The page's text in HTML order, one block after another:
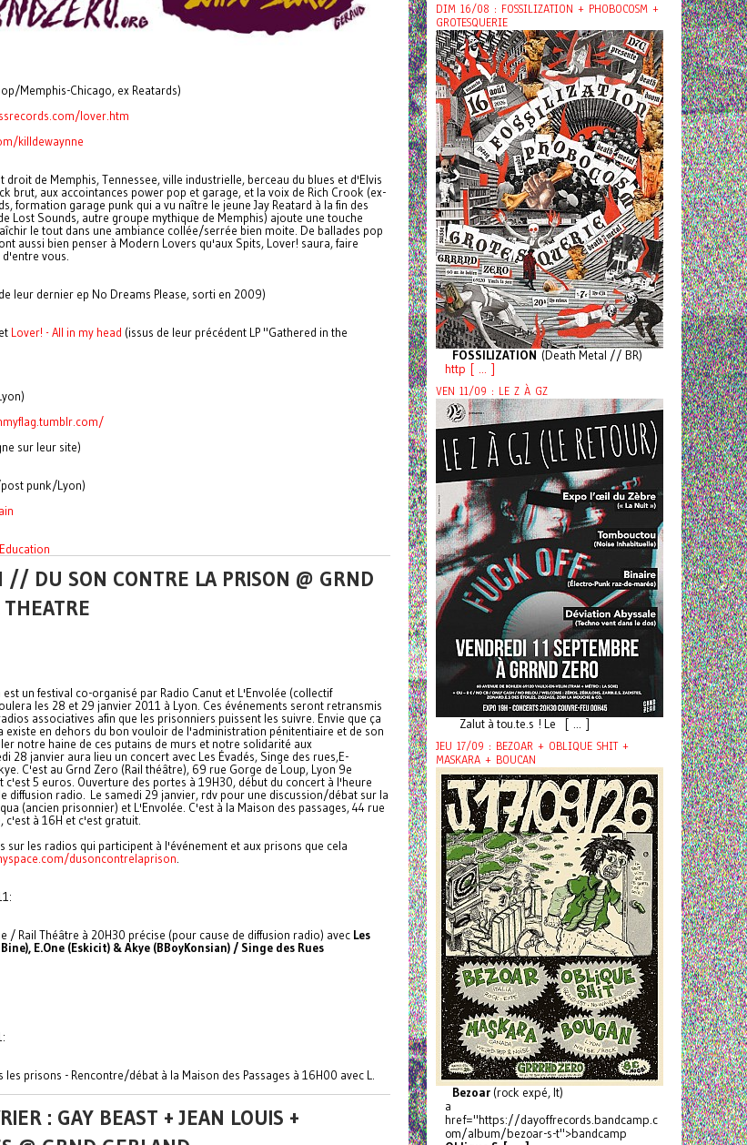
Memphis-Chicago, ex Reatards)
lover.htm
killdewaynne
de Memphis, Tennessee, ville industrielle, berceau du blues et d'Elvis
brut, aux accointances power pop et garage, et la voix de Rich Crook (ex-
formation garage punk qui a vu naître le jeune Jay Reatard à la fin des
Lost Sounds, autre groupe mythique de Memphis) ajoute une touche
le tout dans une ambiance collée/serrée bien moite. De ballades pop
aussi bien penser à Modern Lovers qu'aux Spits, Lover! saura, faire
vous.
leur dernier ep No Dreams Please, sorti en 2009)
Lover! - All in my head (issus de leur précédent LP "Gathered in the
sur leur site)
punk/Lyon)
// DU SON CONTRE LA PRISON @ GRND
un festival co-organisé par Radio Canut et L'Envolée (collectif
les 28 et 29 janvier 2011 à Lyon. Ces événements seront retransmis
associatives afin que les prisonniers puissent les suivre. Envie que ça
existe en dehors du bon vouloir de l'administration pénitentiaire et de son
notre haine de ces putains de murs et notre solidarité aux
28 janvier aura lieu un concert avec Les Évadés, Singe des rues,E-
C'est au Grnd Zero (Rail théâtre), 69 rue Gorge de Loup, Lyon 9e
c'est 5 euros. Ouverture des portes à 19H30, début du concert à l'heure
diffusion radio. Le samedi 29 janvier, rdv pour une discussion/débat sur la
(ancien prisonnier) et L'Envolée. C'est à la Maison des passages, 44 rue
c'est à 16H et c'est gratuit.
sur les radios qui participent à l'événement et aux prisons que cela
dusoncontrelaprison.
/ Rail Théâtre à 20H30 précise (pour cause de diffusion radio) avec Les
E.One (Eskicit) & Akye (BBoyKonsian) / Singe des Rues
les prisons - Rencontre/débat à la Maison des Passages à 16H00 avec L.
: GAY BEAST + JEAN LOUIS +
DIM 16/08 : FOSSILIZATION + PHOBOCOSM +
GROTESQUERIE
FOSSILIZATION (Death Metal // BR)
http [ ... ]
VEN 11/09 : LE Z À GZ
Zalut à tou.te.s ! Le [ ... ]
JEU 17/09 : BEZOAR + OBLIQUE SHIT +
MASKARA + BOUCAN
Bezoar (rock expé, It)
a
href="https://dayoffrecords.bandcamp.c
om/album/bezoar-s-t">bandcamp